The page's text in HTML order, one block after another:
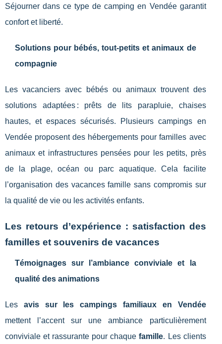
Séjourner dans ce type de camping en Vendée garantit
confort et liberté.
Solutions pour bébés, tout-petits et animaux de
compagnie
Les vacanciers avec bébés ou animaux trouvent des
solutions adaptées : prêts de lits parapluie, chaises
hautes, et espaces sécurisés. Plusieurs campings en
Vendée proposent des hébergements pour familles avec
animaux et infrastructures pensées pour les petits, près
de la plage, océan ou parc aquatique. Cela facilite
l’organisation des vacances famille sans compromis sur
la qualité de vie ou les activités enfants.
Les retours d’expérience : satisfaction des
familles et souvenirs de vacances
Témoignages sur l’ambiance conviviale et la
qualité des animations
Les avis sur les campings familiaux en Vendée
mettent l’accent sur une ambiance particulièrement
conviviale et rassurante pour chaquefamille. Les clients